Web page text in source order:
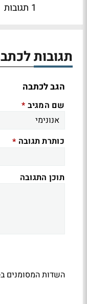
1 תגובות
תגובות
הגב לכתבה
שם המגיב *
כותרת תגובה *
תוכן התגובה
השדות המסומנים